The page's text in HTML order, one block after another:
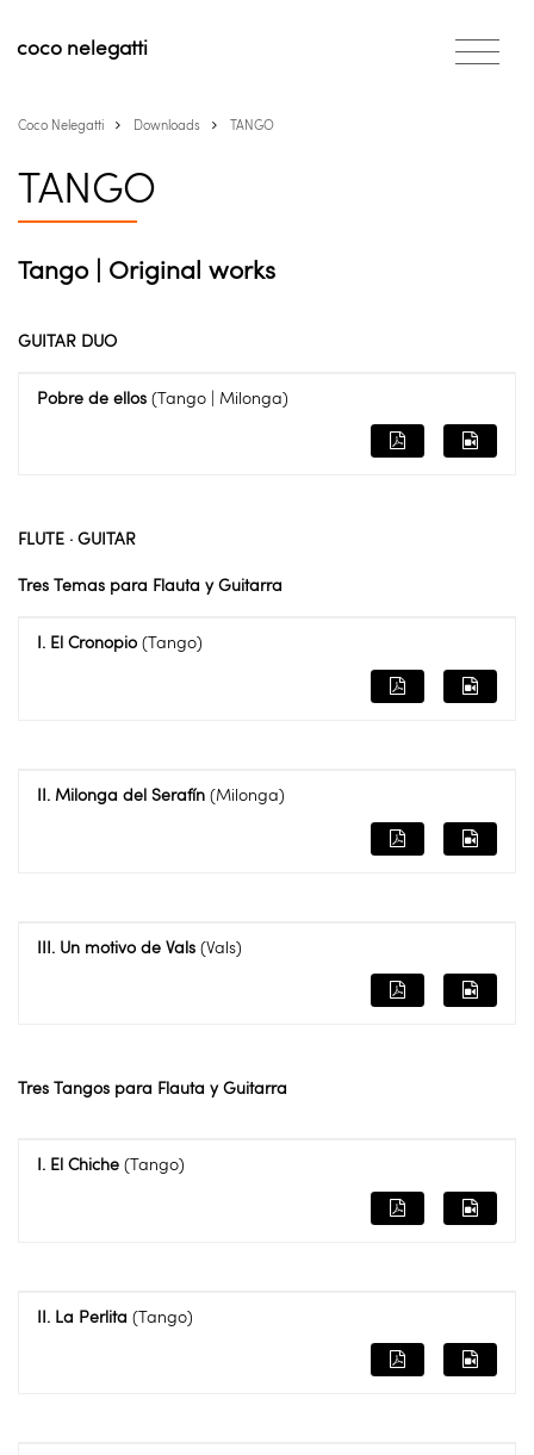
coco nelegatti
Coco Nelegatti Downloads TANGO
TANGO
Tango | Original works
GUITAR DUO
Pobre de ellos (Tango | Milonga)
FLUTE · GUITAR
Tres Temas para Flauta y Guitarra
I. El Cronopio (Tango)
II. Milonga del Serafín (Milonga)
III. Un motivo de Vals (Vals)
Tres Tangos para Flauta y Guitarra
I. El Chiche (Tango)
II. La Perlita (Tango)